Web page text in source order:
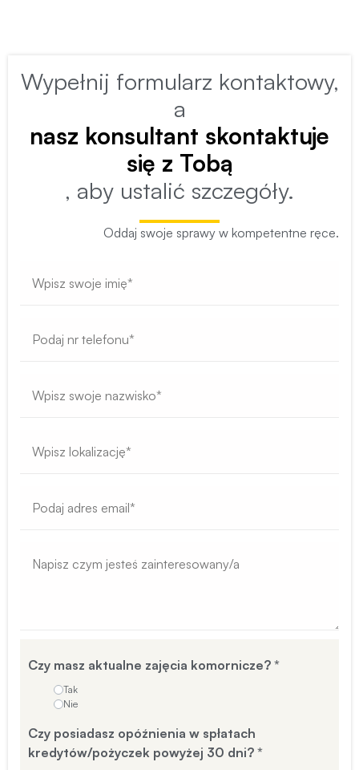
Wypełnij formularz kontaktowy,
a
nasz konsultant skontaktuje
się z Tobą
, aby ustalić szczegóły.
Oddaj swoje sprawy w kompetentne ręce.
Czy masz aktualne zajęcia komornicze? *
Tak
Nie
Czy posiadasz opóźnienia w spłatach
kredytów/pożyczek powyżej 30 dni? *